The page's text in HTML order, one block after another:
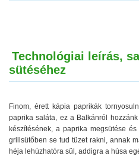
Technológiai leírás,
sütéséhez
Finom, érett kápia paprikák
paprika saláta, ez a Balkánról
készítésének, a paprika megsütése
grillsütőben se tud tüzet rakni, annak
héja lehúzhatóra sül, addigra a húsa